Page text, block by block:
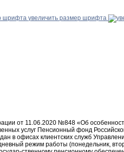
увеличить размер шрифта
от 11.06.2020 №848 «Об
услуг Пенсионный фонд
в офисах клиентских служб
режим работы (понедельник,